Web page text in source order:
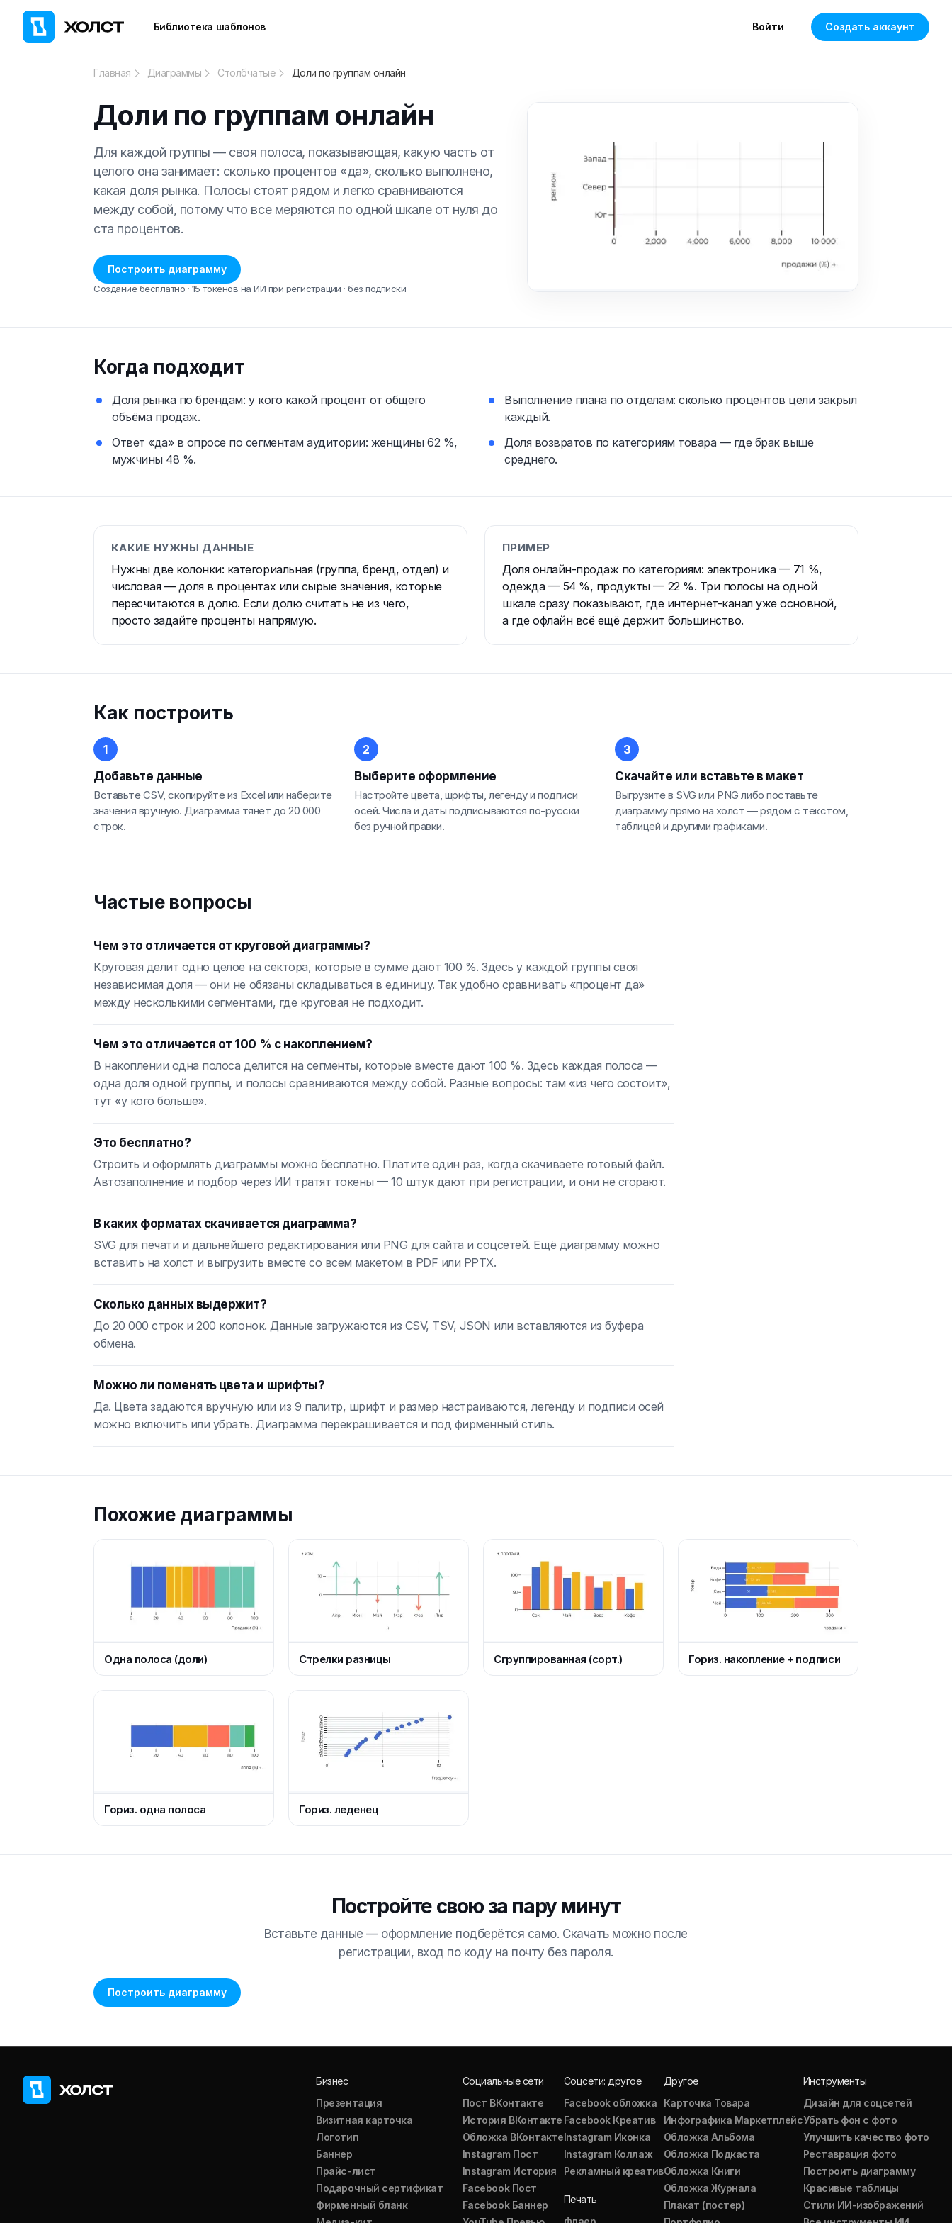
Библиотека шаблонов Войти Создать аккаунт
Главная Диаграммы Столбчатые Доли по группам онлайн
Доли по группам онлайн
Для каждой группы — своя полоса, показывающая, какую часть от
целого она занимает: сколько процентов «да», сколько выполнено,
какая доля рынка. Полосы стоят рядом и легко сравниваются
между собой, потому что все меряются по одной шкале от нуля до
ста процентов.
Построить диаграмму
Создание бесплатно · 15 токенов на ИИ при регистрации · без подписки
Когда подходит
Доля рынка по брендам: у кого какой процент от общего
объёма продаж.
Выполнение плана по отделам: сколько процентов цели закрыл
каждый.
Ответ «да» в опросе по сегментам аудитории: женщины 62 %,
мужчины 48 %.
Доля возвратов по категориям товара — где брак выше
среднего.
КАКИЕ НУЖНЫ ДАННЫЕ
Нужны две колонки: категориальная (группа, бренд, отдел) и
числовая — доля в процентах или сырые значения, которые
пересчитаются в долю. Если долю считать не из чего,
просто задайте проценты напрямую.
ПРИМЕР
Доля онлайн-продаж по категориям: электроника — 71 %,
одежда — 54 %, продукты — 22 %. Три полосы на одной
шкале сразу показывают, где интернет-канал уже основной,
а где офлайн всё ещё держит большинство.
Как построить
Добавьте данные
Вставьте CSV, скопируйте из Excel или наберите
значения вручную. Диаграмма тянет до 20 000
строк.
Выберите оформление
Настройте цвета, шрифты, легенду и подписи
осей. Числа и даты подписываются по-русски
без ручной правки.
Скачайте или вставьте в макет
Выгрузите в SVG или PNG либо поставьте
диаграмму прямо на холст — рядом с текстом,
таблицей и другими графиками.
Частые вопросы
Чем это отличается от круговой диаграммы?
Круговая делит одно целое на сектора, которые в сумме дают 100 %. Здесь у каждой группы своя
независимая доля — они не обязаны складываться в единицу. Так удобно сравнивать «процент да»
между несколькими сегментами, где круговая не подходит.
Чем это отличается от 100 % с накоплением?
В накоплении одна полоса делится на сегменты, которые вместе дают 100 %. Здесь каждая полоса —
одна доля одной группы, и полосы сравниваются между собой. Разные вопросы: там «из чего состоит»,
тут «у кого больше».
Это бесплатно?
Строить и оформлять диаграммы можно бесплатно. Платите один раз, когда скачиваете готовый файл.
Автозаполнение и подбор через ИИ тратят токены — 10 штук дают при регистрации, и они не сгорают.
В каких форматах скачивается диаграмма?
SVG для печати и дальнейшего редактирования или PNG для сайта и соцсетей. Ещё диаграмму можно
вставить на холст и выгрузить вместе со всем макетом в PDF или PPTX.
Сколько данных выдержит?
До 20 000 строк и 200 колонок. Данные загружаются из CSV, TSV, JSON или вставляются из буфера
обмена.
Можно ли поменять цвета и шрифты?
Да. Цвета задаются вручную или из 9 палитр, шрифт и размер настраиваются, легенду и подписи осей
можно включить или убрать. Диаграмма перекрашивается и под фирменный стиль.
Похожие диаграммы
Одна полоса (доли) Стрелки разницы Сгруппированная (сорт.) Гориз. накопление + подписи
Гориз. одна полоса Гориз. леденец
Постройте свою за пару минут
Вставьте данные — оформление подберётся само. Скачать можно после
регистрации, вход по коду на почту без пароля.
Построить диаграмму
Бизнес
Презентация
Визитная карточка
Логотип
Баннер
Прайс-лист
Подарочный сертификат
Фирменный бланк
Социальные сети
Пост ВКонтакте
История ВКонтакте
Обложка ВКонтакте
Instagram Пост
Instagram История
Facebook Пост
Facebook Баннер
Соцсети: другое
Facebook обложка
Facebook Креатив
Instagram Иконка
Instagram Коллаж
Рекламный креатив
Печать
Другое
Карточка Товара
Инфографика Маркетплейс
Обложка Альбома
Обложка Подкаста
Обложка Книги
Обложка Журнала
Плакат (постер)
Инструменты
Дизайн для соцсетей
Убрать фон с фото
Улучшить качество фото
Реставрация фото
Построить диаграмму
Красивые таблицы
Стили ИИ-изображений